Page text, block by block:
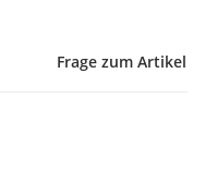
Frage zum Artikel